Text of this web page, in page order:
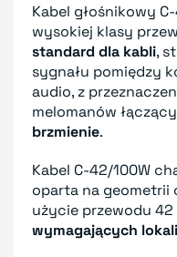
Kabel głośnikowy
wysokiej klasy
standard dla kabli,
sygnału pomiędzy
audio, z
melomanów
brzmienie.
Kabel C-42/100W
oparta na
użycie przewodu 42
wymagających